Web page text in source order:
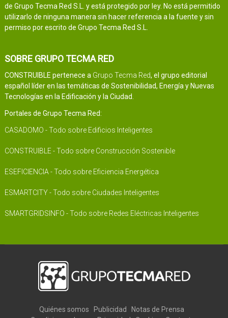
de Grupo Tecma Red S.L. y está protegido por ley. No está permitido
utilizarlo de ninguna manera sin hacer referencia a la fuente y sin
permiso por escrito de Grupo Tecma Red S.L.
SOBRE GRUPO TECMA RED
CONSTRUIBLE pertenece a Grupo Tecma Red, el grupo editorial
español líder en las temáticas de Sostenibilidad, Energía y Nuevas
Tecnologías en la Edificación y la Ciudad.
Portales de Grupo Tecma Red:
CASADOMO - Todo sobre Edificios Inteligentes
CONSTRUIBLE - Todo sobre Construcción Sostenible
ESEFICIENCIA - Todo sobre Eficiencia Energética
ESMARTCITY - Todo sobre Ciudades Inteligentes
SMARTGRIDSINFO - Todo sobre Redes Eléctricas Inteligentes
Quiénes somos Publicidad
Notas de Prensa